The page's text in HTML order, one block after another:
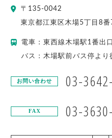
〒 135-0042
東京都江東区木場5丁目8番
電車：東西線木場駅1番出
バス：木場駅前バス停より
お問い合わせ 03-
FAX 03-